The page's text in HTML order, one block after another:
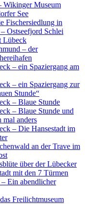
Wikinger Museum
See
Fischersiedlung in
Ostseefjord Schlei
Lübeck
– der
– ein Spaziergang am
– ein Spaziergang zur
Stunde“
– Blaue Stunde
– Blaue Stunde und
mal anders
– Die Hansestadt im
an der Trave im
über der Lübecker
mit den 7 Türmen
Ein abendlicher
Freilichtmuseum